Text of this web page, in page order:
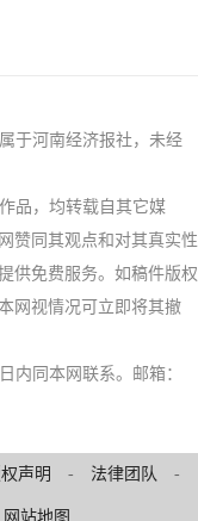
于河南经济报社，未经
品，均转载自其它媒
赞同其观点和对其真实性
供免费服务。如稿件版权
网视情况可立即将其撤
内同本网联系。邮箱：
声明 - 法律团队 -
网站地图